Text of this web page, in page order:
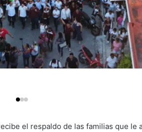
el respaldo de las familias que